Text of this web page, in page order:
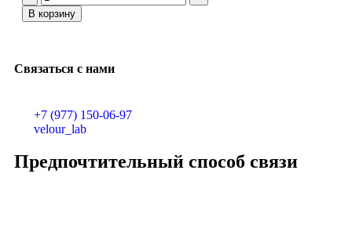
В корзину
Связаться с нами
+7 (977) 150-06-97
velour_lab
Предпочтительный способ связи